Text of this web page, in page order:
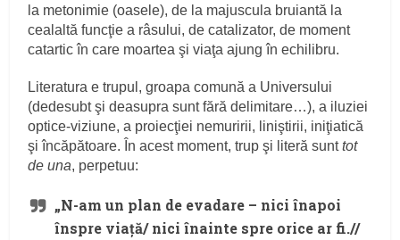
la metonimie (oasele), de la majuscula bruiantă la
cealaltă funcţie a râsului, de catalizator, de moment
catartic în care moartea şi viaţa ajung în echilibru.
Literatura e trupul, groapa comună a Universului
(dedesubt şi deasupra sunt fără delimitare…), a iluziei
optice-viziune, a proiecţiei nemuririi, liniştirii, iniţiatică
şi încăpătoare. În acest moment, trup şi literă sunttot
de una, perpetuu:
„N-am un plan de evadare – nici înapoi
înspre viaţă/ nici înainte spre orice ar fi.//